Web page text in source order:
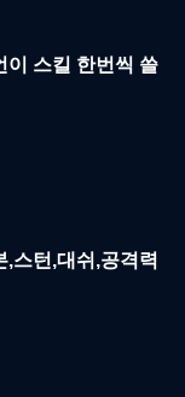
이 스킬 한번씩 쓸
,스턴,대쉬,공격력